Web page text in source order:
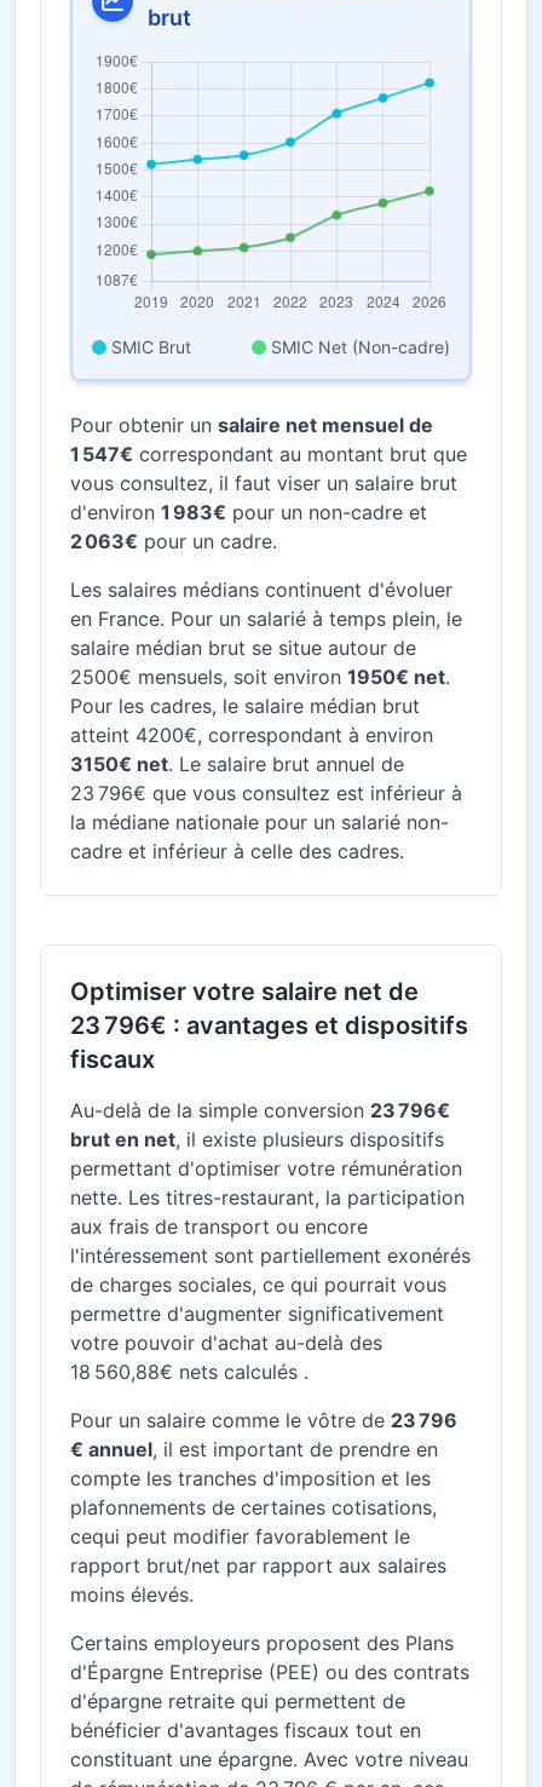
brut
SMIC Brut SMIC Net (Non-cadre)
Pour obtenir un salaire net mensuel de
1 547€ correspondant au montant brut que
vous consultez, il faut viser un salaire brut
d'environ 1 983€ pour un non-cadre et
2 063€ pour un cadre.
Les salaires médians continuent d'évoluer
en France. Pour un salarié à temps plein, le
salaire médian brut se situe autour de
2500€ mensuels, soit environ 1950€ net.
Pour les cadres, le salaire médian brut
atteint 4200€, correspondant à environ
3150€ net. Le salaire brut annuel de
23 796€ que vous consultez est inférieur à
la médiane nationale pour un salarié non-
cadre et inférieur à celle des cadres.
Optimiser votre salaire net de
23 796€ : avantages et dispositifs
fiscaux
Au-delà de la simple conversion 23 796€
brut en net, il existe plusieurs dispositifs
permettant d'optimiser votre rémunération
nette. Les titres-restaurant, la participation
aux frais de transport ou encore
l'intéressement sont partiellement exonérés
de charges sociales, ce qui pourrait vous
permettre d'augmenter significativement
votre pouvoir d'achat au-delà des
18 560,88€ nets calculés .
Pour un salaire comme le vôtre de 23 796
€ annuel, il est important de prendre en
compte les tranches d'imposition et les
plafonnements de certaines cotisations,
cequi peut modifier favorablement le
rapport brut/net par rapport aux salaires
moins élevés.
Certains employeurs proposent des Plans
d'Épargne Entreprise (PEE) ou des contrats
d'épargne retraite qui permettent de
bénéficier d'avantages fiscaux tout en
constituant une épargne. Avec votre niveau